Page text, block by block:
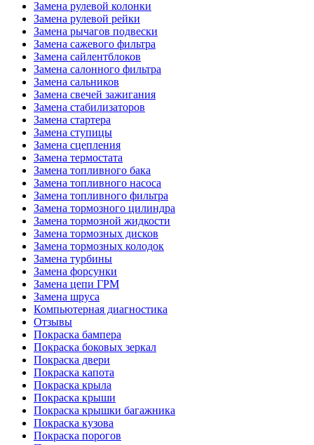
Замена рулевой колонки
Замена рулевой рейки
Замена рычагов подвески
Замена сажевого фильтра
Замена сайлентблоков
Замена салонного фильтра
Замена сальников
Замена свечей зажигания
Замена стабилизаторов
Замена стартера
Замена ступицы
Замена сцепления
Замена термостата
Замена топливного бака
Замена топливного насоса
Замена топливного фильтра
Замена тормозного цилиндра
Замена тормозной жидкости
Замена тормозных дисков
Замена тормозных колодок
Замена турбины
Замена форсунки
Замена цепи ГРМ
Замена шруса
Компьютерная диагностика
Отзывы
Покраска бампера
Покраска боковых зеркал
Покраска двери
Покраска капота
Покраска крыла
Покраска крыши
Покраска крышки багажника
Покраска кузова
Покраска порогов